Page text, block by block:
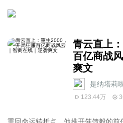
青云直上
百亿商战
爽文
是纳塔莉
123.44万